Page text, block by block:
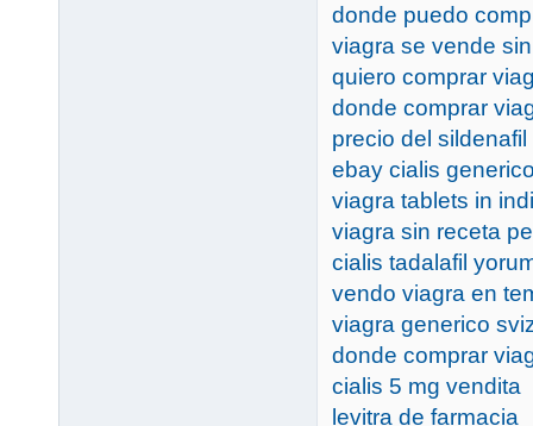
donde puedo
viagra se vende
quiero comprar
donde comprar
precio del
ebay cialis
viagra tablets in
viagra sin receta
cialis tadalafil
vendo viagra en
viagra generico
donde comprar
cialis 5 mg vendita
levitra de farmacia